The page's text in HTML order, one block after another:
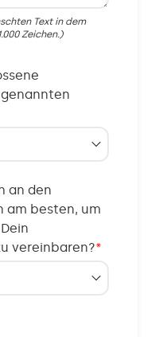
Text in dem
Zeichen.)
an den
am besten, um
vereinbaren?*